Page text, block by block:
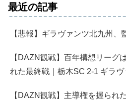
最近の記事
【悲報】ギラヴァンツ北九州、
【DAZN観戦】百年構想リーグ
れた最終戦｜栃木SC 2-1 ギラヴ
【DAZN観戦】主導権を握られ